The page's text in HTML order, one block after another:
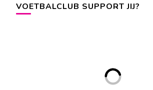
VOETBALCLUB SUPPORT JIJ?